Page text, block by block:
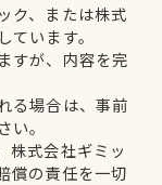
ク、または株式
います。
すが、内容を完
る場合は、事前
。
株式会社ギミッ
償の責任を一切